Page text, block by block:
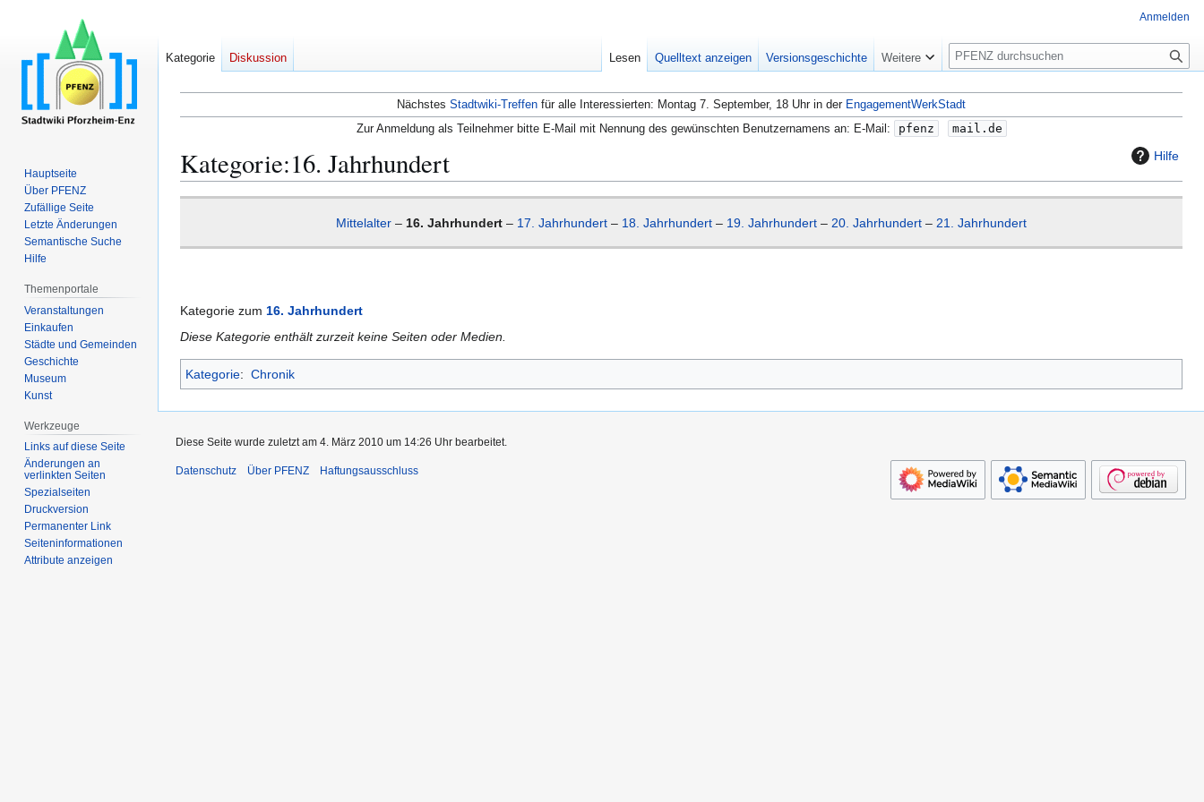
Nächstes Stadtwiki-Treffen für alle Interessierten: Montag 7. September, 18 Uhr in der EngagementWerkStadt
Zur Anmeldung als Teilnehmer bitte E-Mail mit Nennung des gewünschten Benutzernamens an: E-Mail:
pfenz mail.de
Hilfe
Kategorie:16. Jahrhundert
springen
springen
Mittelalter – 16. Jahrhundert – 17. Jahrhundert – 18. Jahrhundert – 19. Jahrhundert – 20. Jahrhundert – 21. Jahrhundert
Kategorie zum 16. Jahrhundert
Diese Kategorie enthält zurzeit keine Seiten oder Medien.
Kategorie: Chronik
Anmelden
Kategorie Diskussion Lesen Quelltext anzeigen Versionsgeschichte Weitere
S
u
c
h
e
Hauptseite
Über PFENZ
Zufällige Seite
Letzte Änderungen
Semantische Suche
Hilfe
Themenportale
Veranstaltungen
Einkaufen
Städte und Gemeinden
Geschichte
Museum
Kunst
Werkzeuge
Links auf diese Seite
Änderungen an
verlinkten Seiten
Spezialseiten
Druckversion
Permanenter Link
Seiten­­informationen
Attribute anzeigen
Diese Seite wurde zuletzt am 4. März 2010 um 14:26 Uhr bearbeitet.
Datenschutz Über PFENZ Haftungsausschluss